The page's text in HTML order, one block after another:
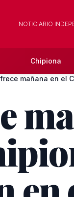
NOTICIARIO
Chipiona
mañana en el